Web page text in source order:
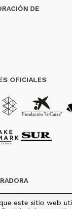
DE
OFICIALES
este sitio web